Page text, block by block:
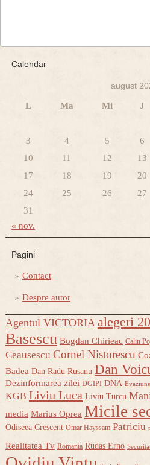
Calendar
august
L Ma Mi J
3
4 5 6
10
11 12 13
17
18 19 20
24
25 26 27
31
« nov.
Pagini
Contact
Despre autor
Agentul VICTORIA alegeri
Basescu Bogdan Chirieac Calin
Ceausescu Cornel Nistorescu
Badea Dan Radu Rusanu Dan
Dezinformarea zilei DGIPI DNA
KGB Liviu Luca Liviu Turcu
media Marius Oprea Micile
Odiseea Crescent Omar Hayssam Patriciu
Realitatea Tv Romania Rudas Erno